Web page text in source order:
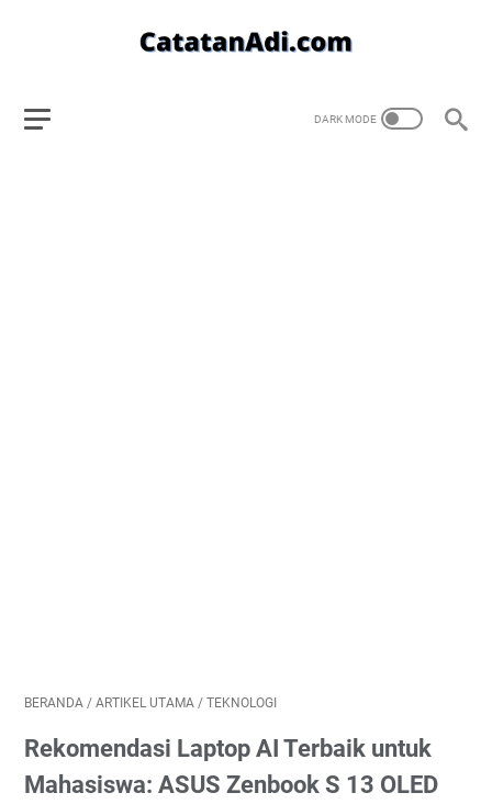
BERANDA / ARTIKEL UTAMA / TEKNOLOGI
Rekomendasi Laptop AI Terbaik untuk
Mahasiswa: ASUS Zenbook S 13 OLED